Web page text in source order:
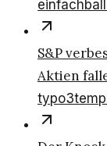
S&P
Aktien